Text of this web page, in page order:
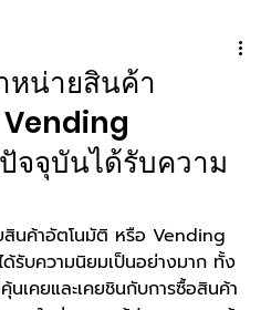
หน่ายสินค้า
Vending
จจุบันได้รับความ
นค้าอัตโนมัติ หรือ Vending
รับความนิยมเป็นอย่างมาก ทั้ง
นเคยและเคยชินกับการซื้อสินค้า